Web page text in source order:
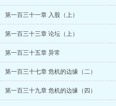
第一百三十一章 入股（上）
第一百三十三章 论坛（上）
第一百三十五章 异常
第一百三十七章 危机的边缘（二）
第一百三十九章 危机的边缘（四）